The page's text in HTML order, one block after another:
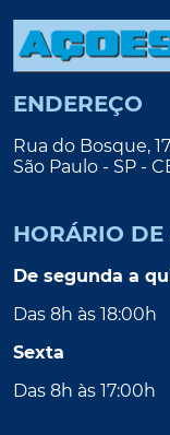
ENDEREÇO
Rua do Bosque,
São Paulo - SP -
HORÁRIO
De segunda a
Das 8h às 18:00h
Sexta
Das 8h às 17:00h